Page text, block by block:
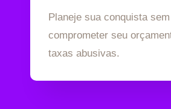
Planeje sua conquista sem
comprometer seu
taxas abusivas.